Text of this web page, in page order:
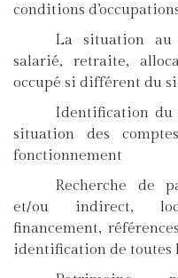
conditions
La situation au
salarié, retraite,
occupé si différent du
Identification du
situation des
fonctionnement
Recherche de
et/ou indirect,
financement,
identification de toutes